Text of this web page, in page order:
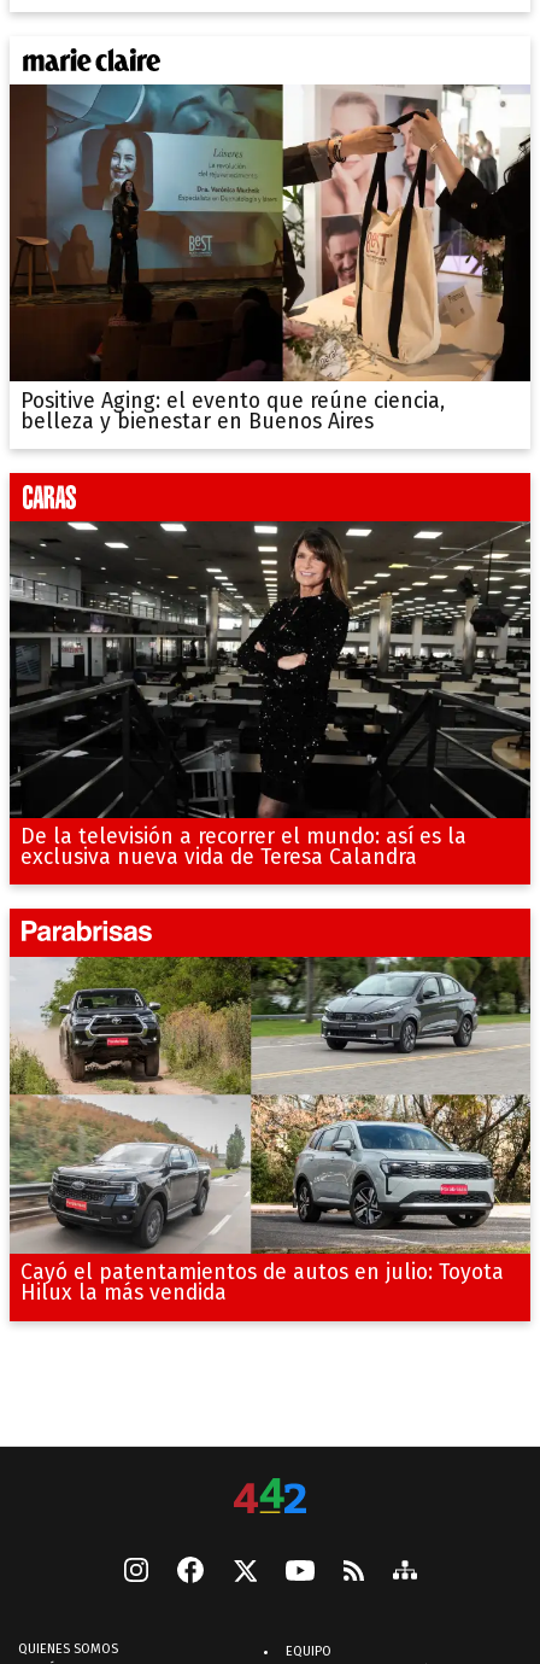
Positive Aging: el evento que reúne ciencia,
belleza y bienestar en Buenos Aires
De la televisión a recorrer el mundo: así es la
exclusiva nueva vida de Teresa Calandra
Cayó el patentamientos de autos en julio: Toyota
Hilux la más vendida
QUIENES SOMOS
EQUIPO